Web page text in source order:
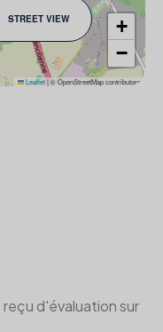
STREET VIEW
+
−
Leaflet|© OpenStreetMap contributors
d'évaluation sur